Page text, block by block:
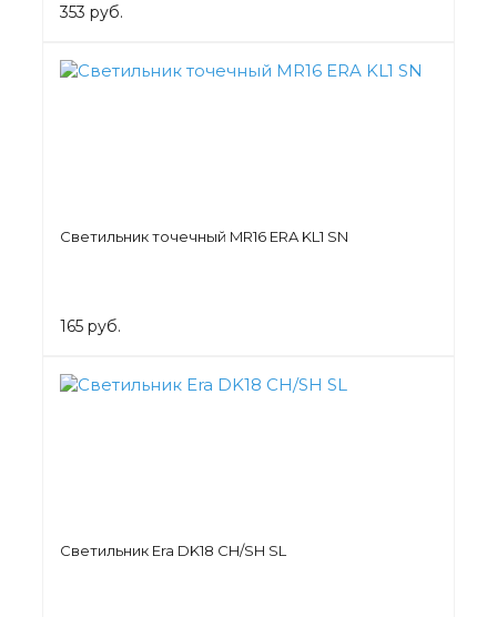
353 руб.
Светильник точечный MR16 ERA KL1 SN
165 руб.
Светильник Era DK18 CH/SH SL